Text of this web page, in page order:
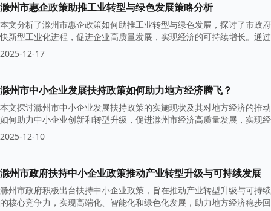
滁州市惠企政策助推工业转型与绿色发展策略分析
本文分析了滁州市惠企政策如何助推工业转型与绿色发展，探讨了市政
快新型工业化进程，促进企业高质量发展，实现经济的可持续增长。通
效。
2025-12-17
滁州市中小企业发展扶持政策如何助力地方经济腾飞？
本文探讨滁州市中小企业发展扶持政策的实施现状及其对地方经济的推
如何助力中小企业创新和转型升级，促进滁州市经济高质量发展，实现
2025-12-10
滁州市政府扶持中小企业政策推动产业转型升级与可持续发展
滁州市政府积极出台扶持中小企业政策，旨在推动产业转型升级与可持
的核心竞争力，实现高端化、智能化和绿色化发展，助力地方经济稳步